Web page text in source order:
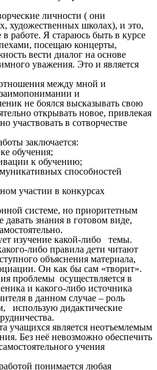
личности ( они
художественных школах), и это,
работе. Я стараюсь быть в курсе
посещаю концерты,
вести диалог на основе
уважения. Это и является
между мной и
и
не боялся высказывать свою
открывать новое, привлекая
участвовать в сотворчестве
заключается:
обучения;
к обучению;
способностей
участии в конкурсах
системе, но приоритетным
знания в готовом виде,
какой-либо темы.
либо правила дети читают
объяснения материала,
Он как бы сам «творит».
проблемы осуществляется в
и какого-либо источника
в данном случае – роль
использую дидактические
учащихся является неотъемлемым
Без неё невозможно обеспечить
учения
понимается любая